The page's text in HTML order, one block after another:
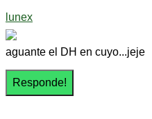
lunex
aguante el DH en cuyo...jeje